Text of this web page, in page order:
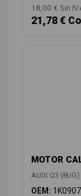
18,00 € Sin
21,78 €
MOTOR
AUDI Q3 (8UG)
OEM: